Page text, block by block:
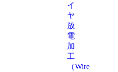
イ
ヤ
放
電
加
工
（Wire